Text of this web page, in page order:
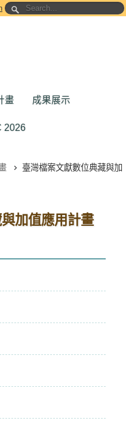
畫 成果展示
2026
臺灣檔案文獻數位典藏與加
加值應用計畫